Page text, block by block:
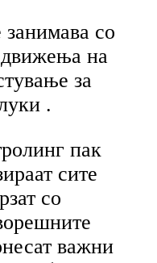
занимава со
движења на
за
.
пак
сите
со
важни